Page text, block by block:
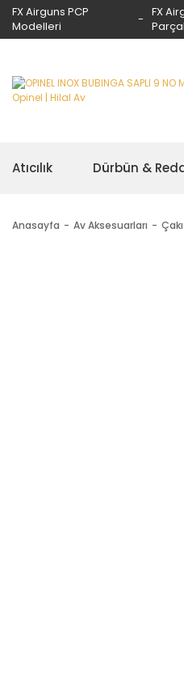
FX Airguns PCP
Modelleri
FX
Atıcılık Dürbün &
Anasayfa Av Aksesuarları